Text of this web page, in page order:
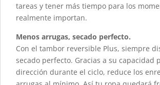
tareas y tener más tiempo para los
realmente importan.
Menos arrugas, secado perfecto.
Con el tambor reversible Plus, siempre
secado perfecto. Gracias a su capacidad
dirección durante el ciclo, reduce los